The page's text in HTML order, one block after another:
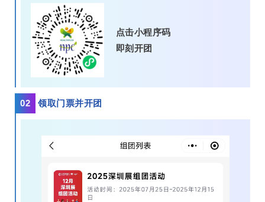
点击小程序码
即刻开团
02 领取门票并开团